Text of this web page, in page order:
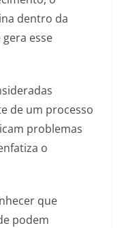
dentro da
esse
de um processo
problemas
o
que
podem